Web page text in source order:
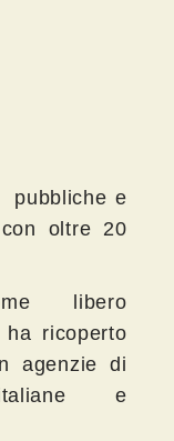
pubbliche e
oltre 20
libero
ricoperto
agenzie di
e